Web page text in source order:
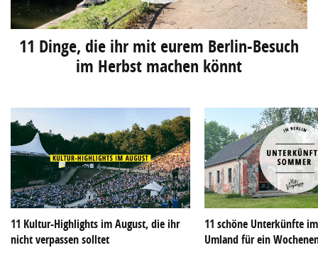
11 Dinge, die ihr mit eurem Berlin-Besuch
im Herbst machen könnt
11 Kultur-Highlights im August, die ihr
nicht verpassen solltet
11 schöne Unterkünfte
Umland für ein